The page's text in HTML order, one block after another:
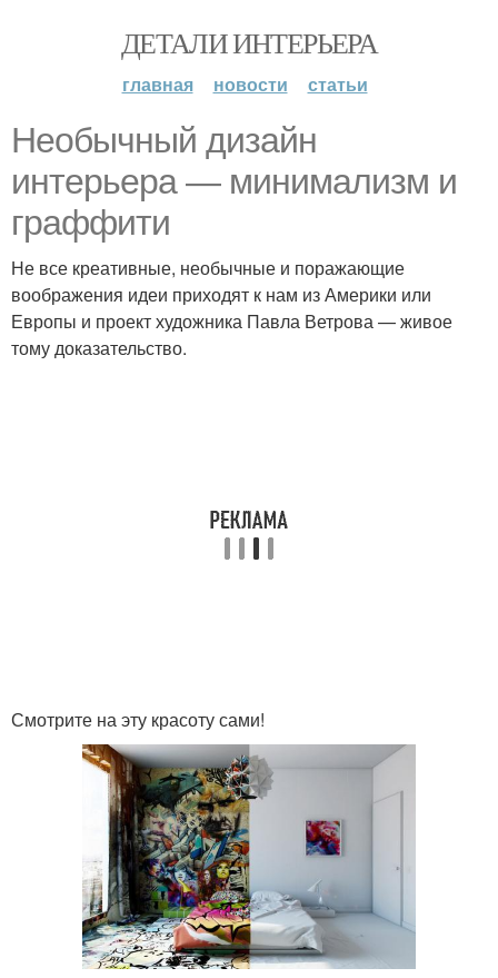
ДЕТАЛИ ИНТЕРЬЕРА
главная новости статьи
Необычный дизайн
интерьера — минимализм и
граффити
Не все креативные, необычные и поражающие
воображения идеи приходят к нам из Америки или
Европы и проект художника Павла Ветрова — живое
тому доказательство.
Смотрите на эту красоту сами!